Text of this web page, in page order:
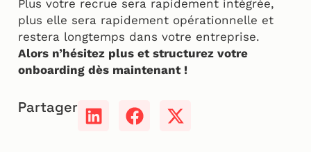
Plus votre recrue sera rapidement intégrée,
plus elle sera rapidement opérationnelle et
restera longtemps dans votre entreprise.
Alors n’hésitez plus et structurez votre
onboarding dès maintenant !
Partager